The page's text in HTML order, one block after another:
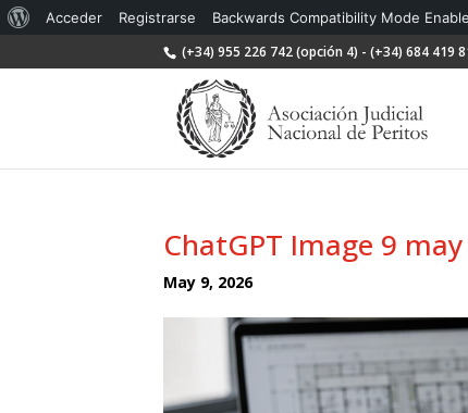
Acerca
Acceder Registrarse Backwards Compatibility Mode
(+34) 955 226 742 (opción 4) - (+34) 684 419
ChatGPT Image 9
May 9, 2026